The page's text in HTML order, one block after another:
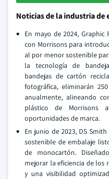
Noticias de la industria de
En mayo de 2024, Graphic
con Morrisons para
al por menor sostenible
la tecnología de
bandejas de cartón
fotográfica, eliminarán
anualmente, alineando
plástico de Morrisons
oportunidades de marca.
En junio de 2023, DS
sostenible de embalaje
de monocartón.
mejorar la eficiencia de los
y una visibilidad